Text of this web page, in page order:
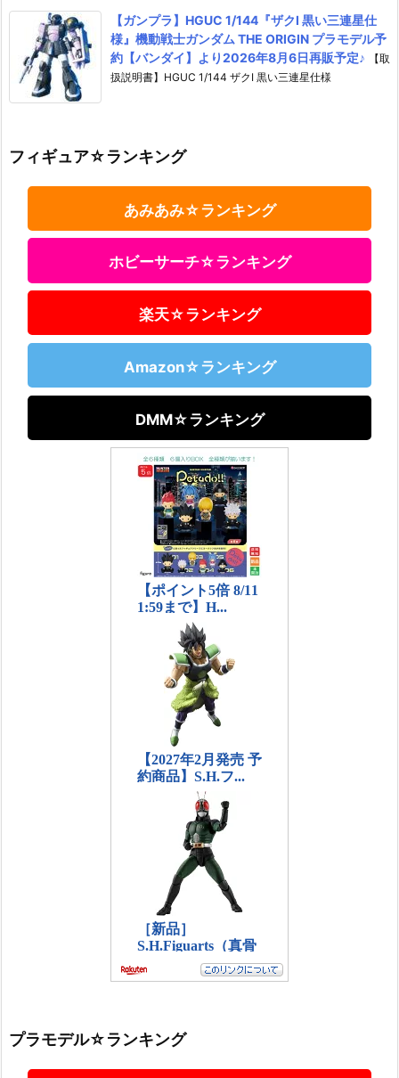
【ガンプラ】HGUC 1/144『ザクI 黒い三連星仕
様』機動戦士ガンダム THE ORIGIN プラモデル予
約【バンダイ】より2026年8月6日再販予定♪
【取
扱説明書】HGUC 1/144 ザクI 黒い三連星仕様
フィギュア☆ランキング
あみあみ☆ランキング
ホビーサーチ☆ランキング
楽天☆ランキング
Amazon☆ランキング
DMM☆ランキング
プラモデル☆ランキング